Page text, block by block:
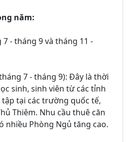
năm:
- tháng 9 và tháng 11 -
7 - tháng 9): Đây là thời
sinh, sinh viên từ các tỉnh
tập tại các trường quốc tế,
Thiêm. Nhu cầu thuê căn
nhiều Phòng Ngủ tăng cao.